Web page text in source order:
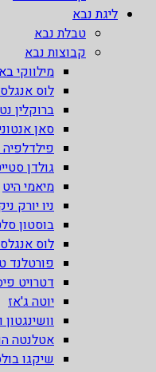
ליגת נבא
טבלת נבא
קבוצות נבא
מילווקי
לוס
ברוקלין
סאן
פילדלפיה 76
גולדן
מיאמי היט
ניו יורק
בוסטון
לוס
פורטלנד
דטרויט
יוטה ג'אז
וושינגטון
אטלנטה
שיקגו